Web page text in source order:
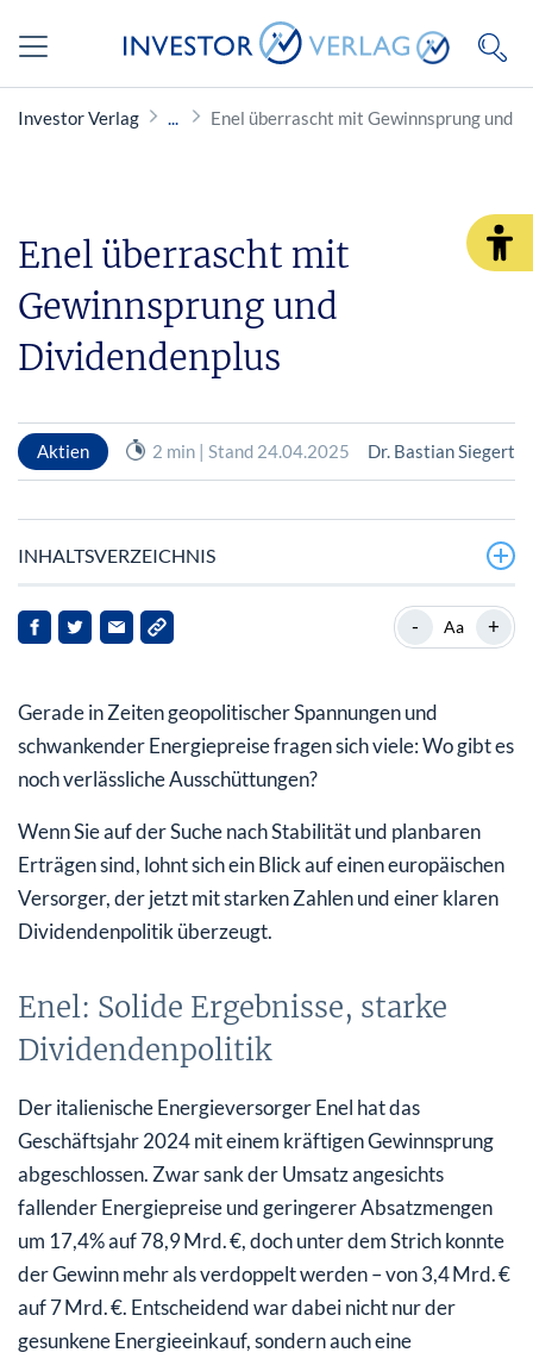
Investor Verlag Enel überrascht mit Gewinnsprung und
Enel überrascht mit
Gewinnsprung und
Dividendenplus
Aktien 2 min | Stand 24.04.2025 Dr. Bastian Siegert
INHALTSVERZEICHNIS
Enel: Solide Ergebnisse, starke Dividendenpolitik
Fazit: Stabilität mit Perspektive
- Aa +
Gerade in Zeiten geopolitischer Spannungen und
schwankender Energiepreise fragen sich viele: Wo gibt es
noch verlässliche Ausschüttungen?
Wenn Sie auf der Suche nach Stabilität und planbaren
Erträgen sind, lohnt sich ein Blick auf einen europäischen
Versorger, der jetzt mit starken Zahlen und einer klaren
Dividendenpolitik überzeugt.
Enel: Solide Ergebnisse, starke
Dividendenpolitik
Der italienische Energieversorger Enel hat das
Geschäftsjahr 2024 mit einem kräftigen Gewinnsprung
abgeschlossen. Zwar sank der Umsatz angesichts
fallender Energiepreise und geringerer Absatzmengen
um 17,4% auf 78,9 Mrd. €, doch unter dem Strich konnte
der Gewinn mehr als verdoppelt werden – von 3,4 Mrd. €
auf 7 Mrd. €. Entscheidend war dabei nicht nur der
gesunkene Energieeinkauf, sondern auch eine